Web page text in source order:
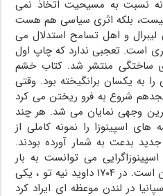
نسبت به مسیحیت اتخاذ نمى
نیست، بلکه اثرى سیاسى هم هست
لیبرال و اهل تسامح استدلال مى
است. تعجبى ندارد که چاپ اول
ساختگى منتشر شد. کتاب خشم
به یکسان برانگیخته بود. وقتى
شروع به فرو ریختن مى کرد
وجهى نمایان مى شد. هر چند
اسپینوزا را نمونه کاملى از
بدعت به شمار آورده بودند.
مى توانست به بار
آورد در واقعه زیر به خوبى نمایان است. در ۱۷۰۴ داوید نیه تو ، یکی
در لندن موعظه ای ایراد کرد